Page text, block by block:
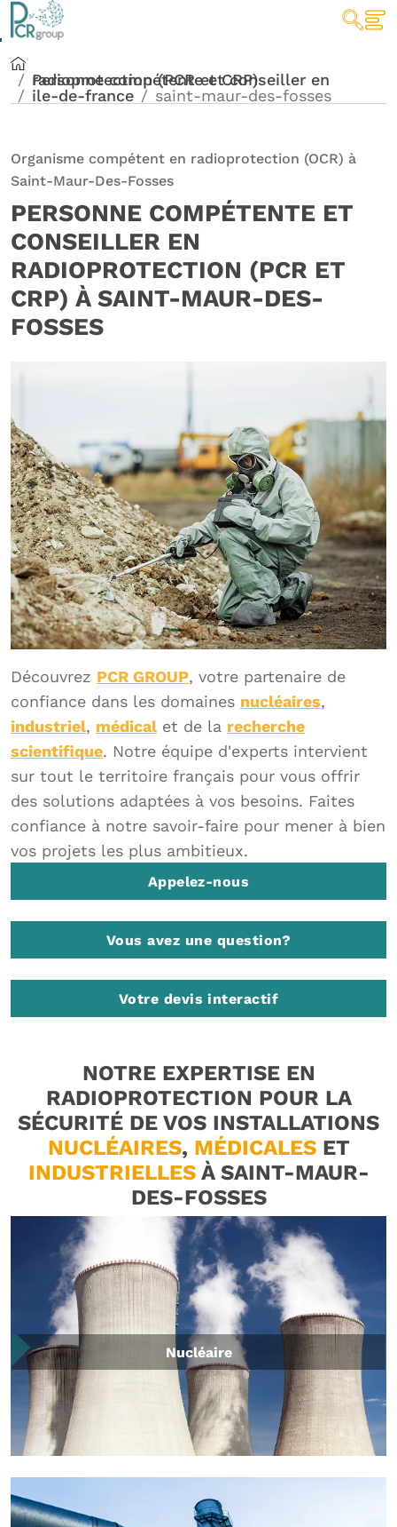
Personne compétente et conseiller en radioprotection (PCR et CRP)
ile-de-france saint-maur-des-fosses
Organisme compétent en radioprotection (OCR) à
Saint-Maur-Des-Fosses
PERSONNE COMPÉTENTE ET
CONSEILLER EN
RADIOPROTECTION (PCR ET
CRP) À SAINT-MAUR-DES-
FOSSES
Découvrez PCR GROUP, votre partenaire de
confiance dans les domaines nucléaires,
industriel, médical et de la recherche
scientifique. Notre équipe d'experts intervient
sur tout le territoire français pour vous offrir
des solutions adaptées à vos besoins. Faites
confiance à notre savoir-faire pour mener à bien
vos projets les plus ambitieux.
Appelez-nous
Vous avez une question?
Votre devis interactif
NOTRE EXPERTISE EN
RADIOPROTECTION POUR LA
SÉCURITÉ DE VOS INSTALLATIONS
NUCLÉAIRES, MÉDICALESET
INDUSTRIELLESÀ SAINT-MAUR-
DES-FOSSES
Nucléaire